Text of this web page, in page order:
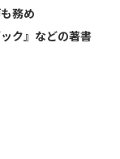
務め
ク』 などの著書